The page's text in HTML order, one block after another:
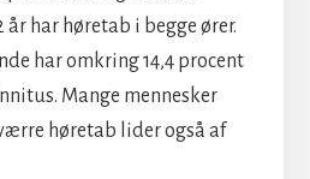
år har høretab i begge ører.
har omkring 14,4 procent
Mange mennesker
høretab lider også af